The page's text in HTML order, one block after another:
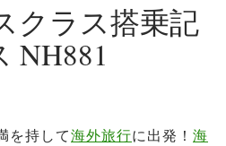
クラス搭乗記
NH881
を持して海外旅行に出発！ 海